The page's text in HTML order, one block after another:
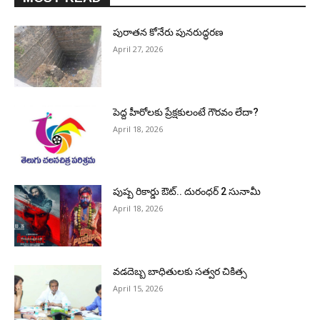
పురాత‌న కోనేరు పున‌రుద్ధ‌ర‌ణ
April 27, 2026
పెద్ద హీరోల‌కు ప్రేక్ష‌కులంటే గౌర‌వం లేదా?
April 18, 2026
పుష్ప రికార్డు ఔట్‌.. దురంధ‌ర్ 2 సునామీ
April 18, 2026
వడదెబ్బ బాధితులకు సత్వర చికిత్స
April 15, 2026